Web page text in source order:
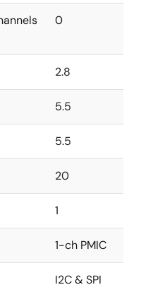
range
Platforms
(ZU3EG, ZU7EV,
(ZU3CG, ZU9EG,
0
2.8
5.5
5.5
20
1
1-ch PMIC
I2C & SPI